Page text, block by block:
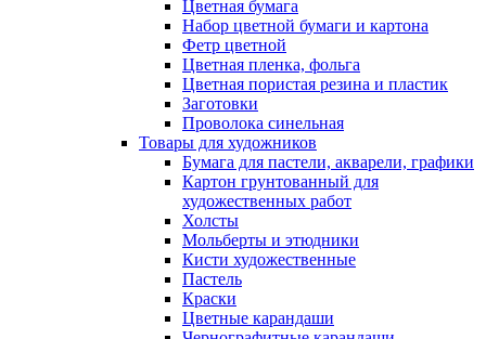
Цветная бумага
Набор цветной бумаги и картона
Фетр цветной
Цветная пленка, фольга
Цветная пористая резина и пластик
Заготовки
Проволока синельная
Товары для художников
Бумага для пастели, акварели, графики
Картон грунтованный для
художественных работ
Холсты
Мольберты и этюдники
Кисти художественные
Пастель
Краски
Цветные карандаши